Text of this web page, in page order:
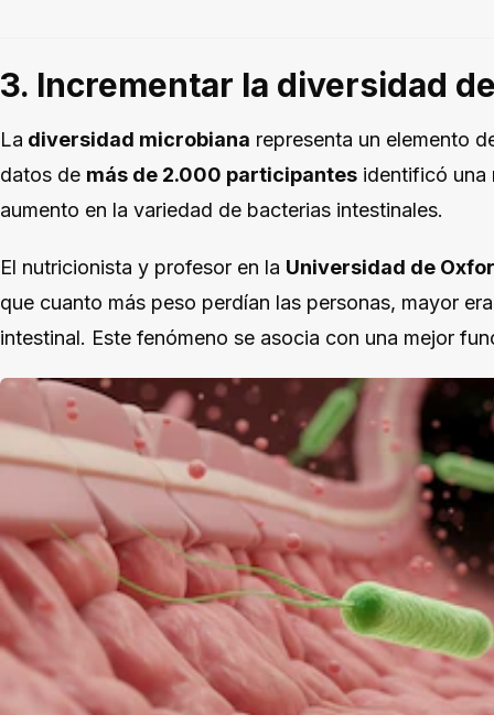
3. Incrementar la diversidad
La diversidad microbiana representa un elemento
datos de más de 2.000 participantes identificó una
aumento en la variedad de bacterias intestinales.
El nutricionista y profesor en la Universidad de
que cuanto más peso perdían las personas, mayor
intestinal. Este fenómeno se asocia con una mejor